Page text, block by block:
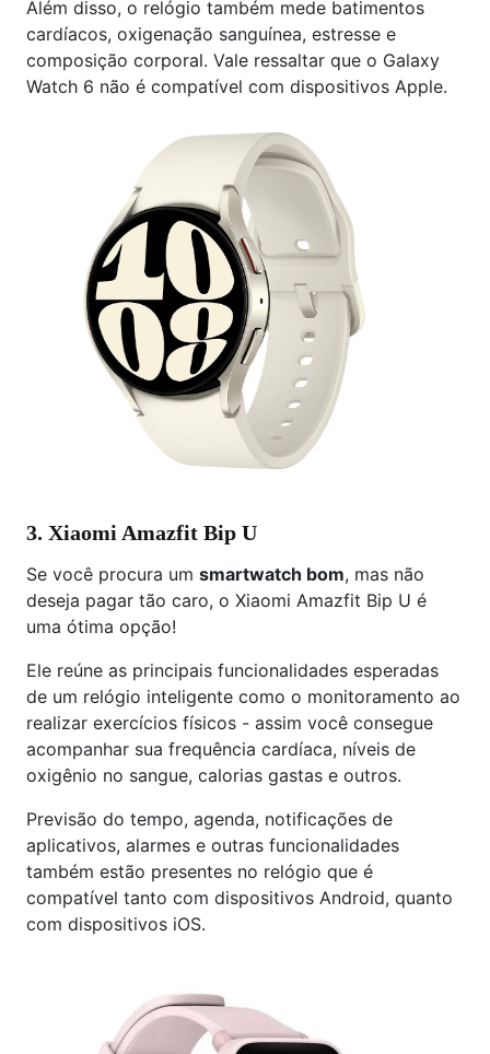
Além disso, o relógio também mede batimentos
cardíacos, oxigenação sanguínea, estresse e
composição corporal. Vale ressaltar que o Galaxy
Watch 6 não é compatível com dispositivos Apple.
3. Xiaomi Amazfit Bip U
Se você procura um smartwatch bom, mas não
deseja pagar tão caro, o Xiaomi Amazfit Bip U é
uma ótima opção!
Ele reúne as principais funcionalidades esperadas
de um relógio inteligente como o monitoramento ao
realizar exercícios físicos - assim você consegue
acompanhar sua frequência cardíaca, níveis de
oxigênio no sangue, calorias gastas e outros.
Previsão do tempo, agenda, notificações de
aplicativos, alarmes e outras funcionalidades
também estão presentes no relógio que é
compatível tanto com dispositivos Android, quanto
com dispositivos iOS.